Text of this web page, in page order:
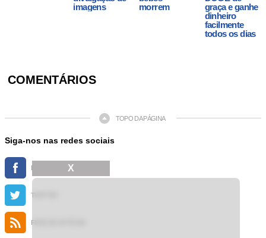
imagens
morrem
graça e ganhe
dinheiro
facilmente
todos os dias
COMENTÁRIOS
TOPO DA PÁGINA
Siga-nos nas redes sociais
TWITTER
FEED DE NOTÍCIAS
X